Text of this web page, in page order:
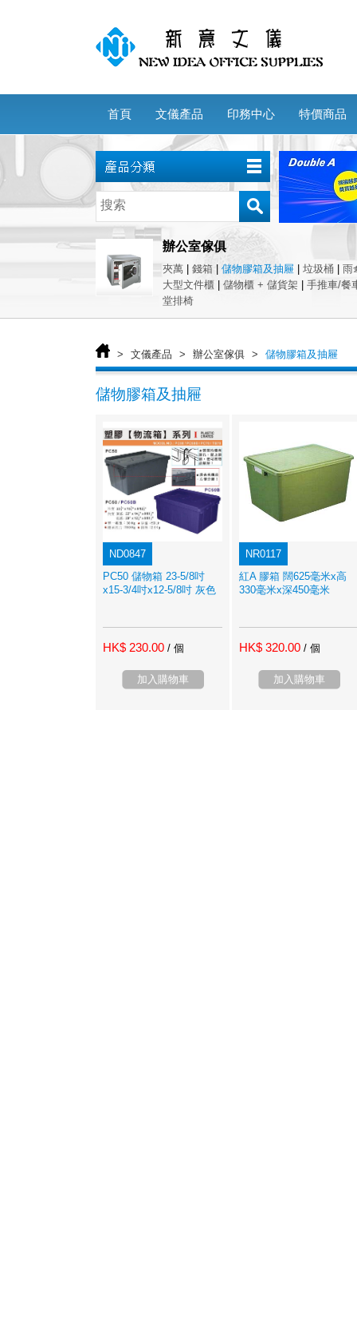
首頁 文儀產品 印務中心 特價商品
辦公室傢俱
夾萬 錢箱 儲物膠箱及抽屜 垃圾桶
雨
大型文件櫃
儲物櫃 + 儲貨架
手推車/餐
堂排椅
> 文儀產品 > 辦公室傢俱 > 儲物膠箱及抽屜
儲物膠箱及抽屜
ND0847
PC50 儲物箱 23-5/8吋
x15-3/4吋x12-5/8吋 灰色
HK$ 230.00 / 個
加入購物車
NR0117
紅A 膠箱 闊625毫米x高
330毫米x深450毫米
HK$ 320.00 / 個
加入購物車